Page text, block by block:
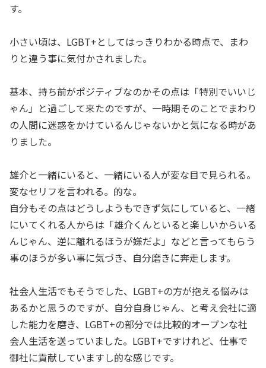
す。
小さい頃は、LGBT+としてはっきりわかる時点で、まわ
りと違う事に気付かされました。
基本、持ち前がポジティブなのかその点は「特別でいいじ
ゃん」と過ごして来たのですが、一時期そのことでまわり
の人間に迷惑をかけているんじゃないかと気になる時があ
りました。
雄介と一緒にいると、一緒にいる人が変な目で見られる。
変なセリフを言われる。的な。
自分もその点はどうしようもできず気にしていると、一緒
にいてくれる人からは「雄介くんといると楽しいからいる
んじゃん、逆に離れるほうが嫌だよ」などと言ってもらう
事のほうが多い事に気づき、自分磨きに奔走します。
社会人生活でもそうでした、LGBT+の方が抱える悩みは
あるかと思うのですが、自分自身じゃん、と考え会社に適
した能力を磨き、LGBT+の部分では比較的オープンな社
会人生活を送っていました。LGBT+ですけれど、仕事で
御社に貢献していますし的な感じです。